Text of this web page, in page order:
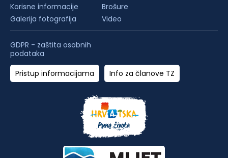
Korisne informacije
Brošure
Galerija fotografija
Video
GDPR - zaštita osobnih
podataka
Pristup informacijama
Info za članove TZ